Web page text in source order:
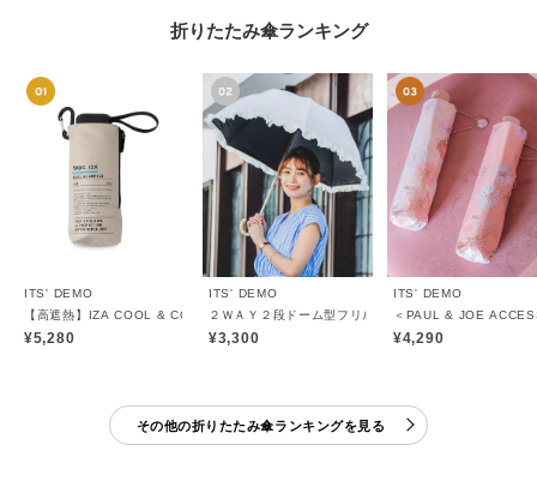
折りたたみ傘ランキング
ITS' DEMO
【高遮熱】IZA COOL & COMPACT 折りたたみ傘 日傘
¥5,280
ITS' DEMO
２ＷＡＹ２段ドーム型フリル 折りたたみ傘 日傘
¥3,300
ITS' DEMO
＜PAUL & JOE
¥4,290
その他の折りたたみ傘ランキングを見る